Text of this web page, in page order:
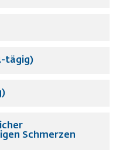
tägig)
Schmerzen